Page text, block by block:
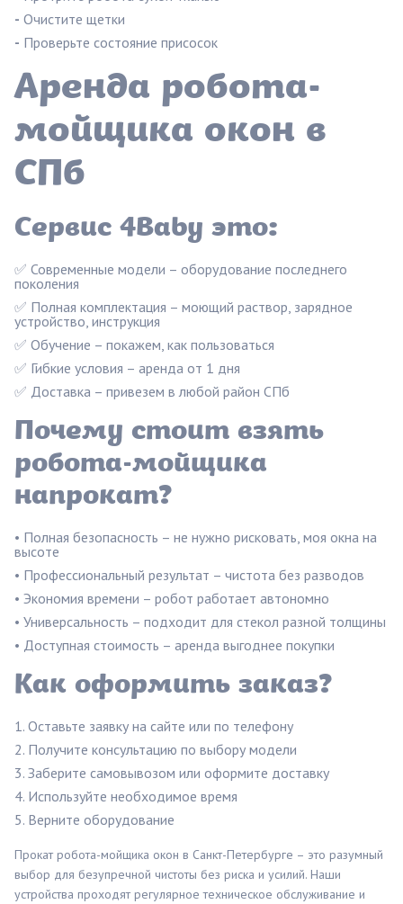
- Очистите щетки
- Проверьте состояние присосок
Аренда робота-
мойщика окон в
СПб
Сервис 4Baby это:
✅ Современные модели – оборудование последнего
поколения
✅ Полная комплектация – моющий раствор, зарядное
устройство, инструкция
✅ Обучение – покажем, как пользоваться
✅ Гибкие условия – аренда от 1 дня
✅ Доставка – привезем в любой район СПб
Почему стоит взять
робота-мойщика
напрокат?
• Полная безопасность – не нужно рисковать, моя окна на
высоте
• Профессиональный результат – чистота без разводов
• Экономия времени – робот работает автономно
• Универсальность – подходит для стекол разной толщины
• Доступная стоимость – аренда выгоднее покупки
Как оформить заказ?
Оставьте заявку на сайте или по телефону
Получите консультацию по выбору модели
Заберите самовывозом или оформите доставку
Используйте необходимое время
Верните оборудование
Прокат робота-мойщика окон в Санкт-Петербурге – это разумный
выбор для безупречной чистоты без риска и усилий. Наши
устройства проходят регулярное техническое обслуживание и